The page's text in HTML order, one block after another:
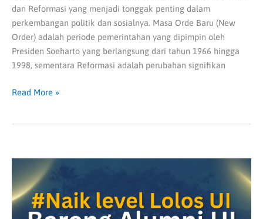
dan Reformasi yang menjadi tonggak penting dalam
perkembangan politik dan sosialnya. Masa Orde Baru (New
Order) adalah periode pemerintahan yang dipimpin oleh
Presiden Soeharto yang berlangsung dari tahun 1966 hingga
1998, sementara Reformasi adalah perubahan signifikan
Read More »